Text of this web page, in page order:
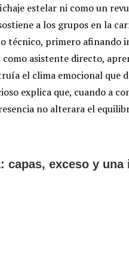
estelar ni como un
a los grupos en la
técnico, primero afinando
asistente directo,
el clima emocional
explica que, cuando a
no alterara el
capas, exceso y